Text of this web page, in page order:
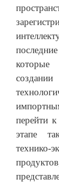
перейти
этапе